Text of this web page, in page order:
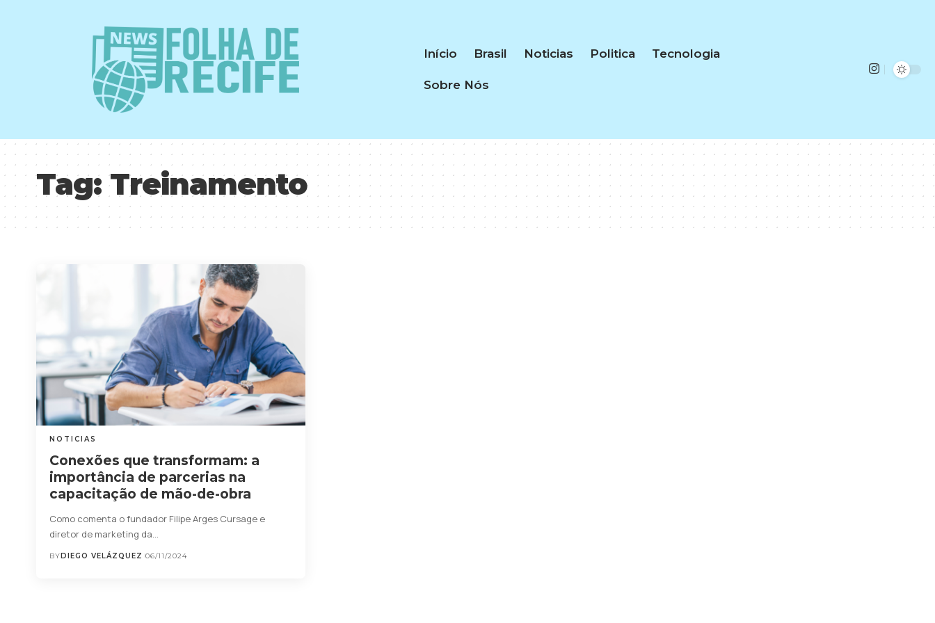
Início Brasil Noticias Politica Tecnologia
Sobre Nós
Tag:Treinamento
NOTICIAS
Conexões que transformam: a
importância de parcerias na
capacitação de mão-de-obra
Como comenta o fundador Filipe Arges Cursage e
diretor de marketing da…
BYDIEGO VELÁZQUEZ 06/11/2024